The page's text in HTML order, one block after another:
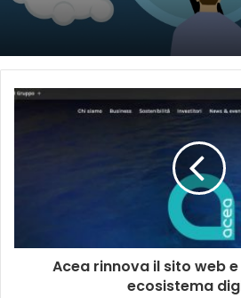
Acea rinnova il sito web
ecosistema